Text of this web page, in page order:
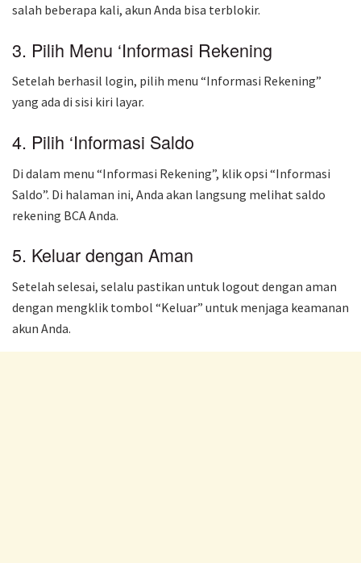
salah beberapa kali, akun Anda bisa terblokir.
3. Pilih Menu ‘Informasi Rekening
Setelah berhasil login, pilih menu “Informasi Rekening”
yang ada di sisi kiri layar.
4. Pilih ‘Informasi Saldo
Di dalam menu “Informasi Rekening”, klik opsi “Informasi
Saldo”. Di halaman ini, Anda akan langsung melihat saldo
rekening BCA Anda.
5. Keluar dengan Aman
Setelah selesai, selalu pastikan untuk logout dengan aman
dengan mengklik tombol “Keluar” untuk menjaga keamanan
akun Anda.